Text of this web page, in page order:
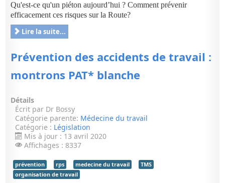
Qu'est-ce qu'un piéton aujourd’hui ? Comment prévenir
efficacement ces risques sur la Route?
Lire la suite...
Prévention des accidents de travail :
montrons PAT* blanche
Détails
Écrit par Dr Bossy
Catégorie parente: Médecine du travail
Catégorie : Législation
Mis à jour : 13 avril 2020
Affichages : 8337
prévention rps medecine du travail
TMS
organisation de travail